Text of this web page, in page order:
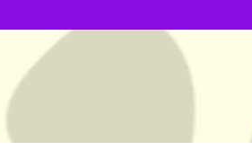
گذر از تنش آبی در تابستان داغ خراسان جنوبی
بیرجند - ایرنا - پنج شهر و ۱۷ مجتمع آبرسانی روستایی خراسان جنوبی در سال جاری دچار تنش آبی شد…
اثرات خشکسالی بر کشاورزی خراسان جنوبی از نگاه آمار